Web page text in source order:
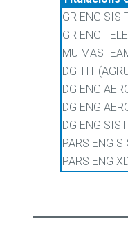
GR ENG SIS
GR ENG
MU
DG TIT
DG ENG
DG ENG
DG ENG
PARS ENG
PARS ENG